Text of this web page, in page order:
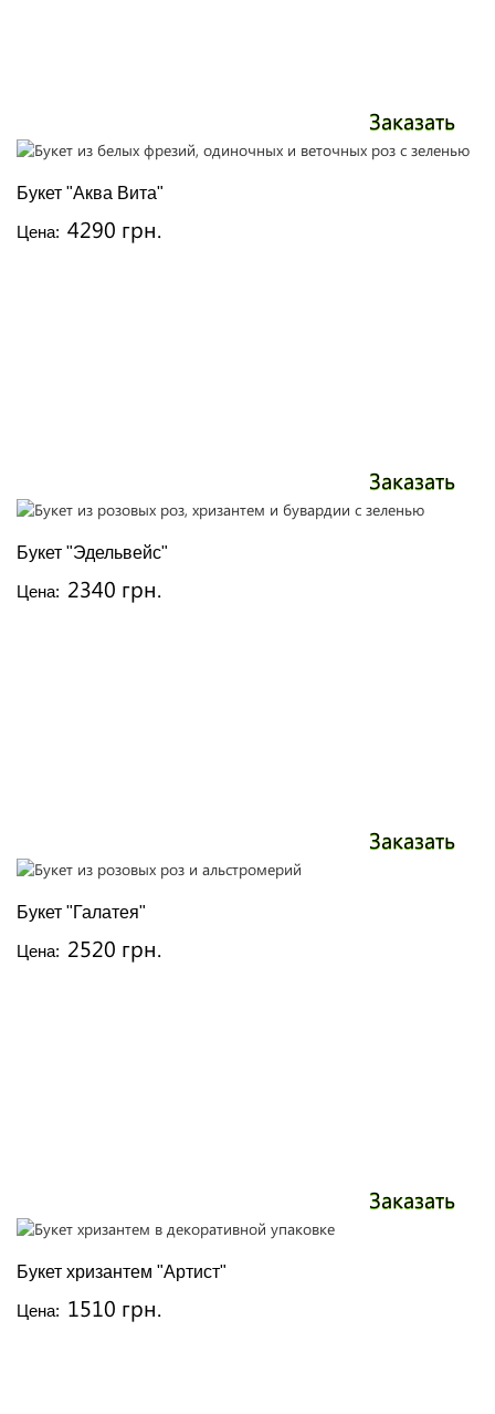
Заказать
Букет "Аква Вита"
Цена: 4290 грн.
Заказать
Букет "Эдельвейс"
Цена: 2340 грн.
Заказать
Букет "Галатея"
Цена: 2520 грн.
Заказать
Букет хризантем "Артист"
Цена: 1510 грн.